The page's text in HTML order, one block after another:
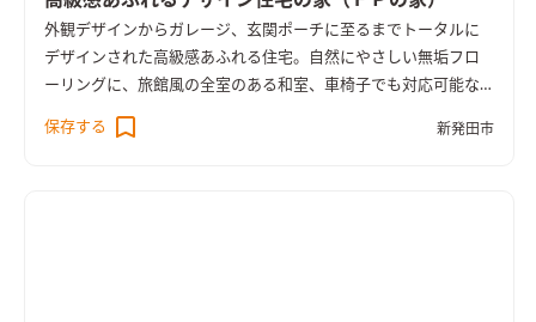
外観デザインからガレージ、玄関ポーチに至るまでトータルに
デザインされた高級感あふれる住宅。自然にやさしい無垢フロ
ーリングに、旅館風の全室のある和室、車椅子でも対応可能な
トイレなど住む人にやさしいオールシーズン快適な高気密高断
熱オール電化住宅（ＦＰの家）です。
保存する 新発田市